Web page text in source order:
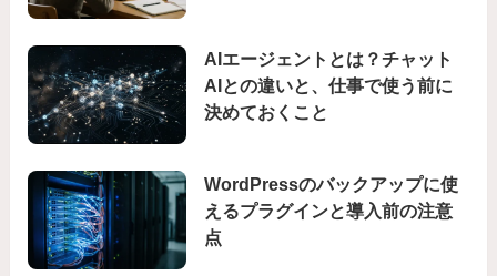
AIエージェントとは？チャット
AIとの違いと、仕事で使う前に
決めておくこと
WordPressのバックアップに使
えるプラグインと導入前の注意
点